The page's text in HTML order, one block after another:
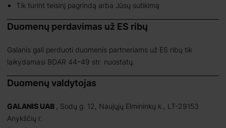
Tik turint teisinį pagrindą arba Jūsų sutikimą
Duomenų perdavimas už ES ribų
Galanis gali perduoti duomenis partneriams už ES ribų tik
laikydamasi BDAR 44–49 str. nuostatų.
Duomenų valdytojas
GALANIS UAB
, Sodų g. 12, Naujųjų Elmininkų k., LT-29153
Anykščių r.